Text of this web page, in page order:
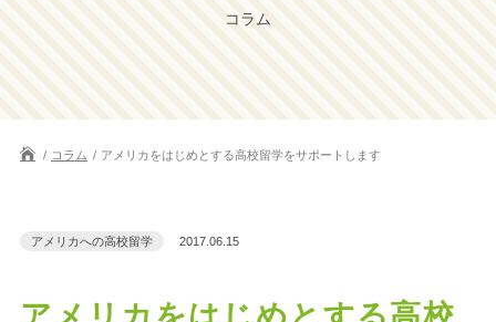
コラム
コラム アメリカをはじめとする高校留学をサポートします
アメリカへの高校留学 2017.06.15